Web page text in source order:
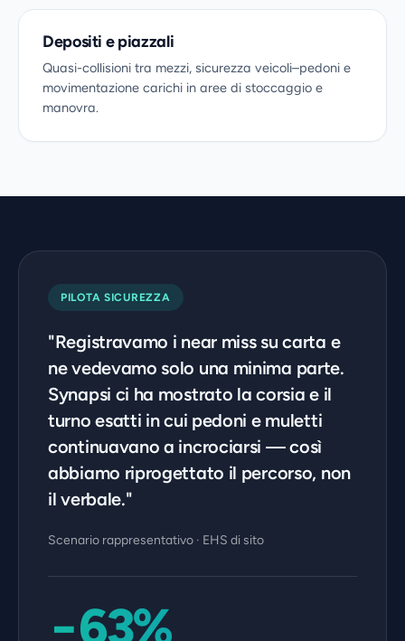
Depositi e piazzali
Quasi-collisioni tra mezzi, sicurezza veicoli–pedoni e
movimentazione carichi in aree di stoccaggio e
manovra.
PILOTA SICUREZZA
"Registravamo i near miss su carta e
ne vedevamo solo una minima parte.
Synapsi ci ha mostrato la corsia e il
turno esatti in cui pedoni e muletti
continuavano a incrociarsi — così
abbiamo riprogettato il percorso, non
il verbale."
Scenario rappresentativo · EHS di sito
−63%